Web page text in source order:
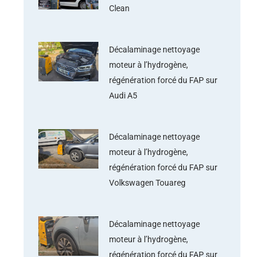
Clean
Décalaminage nettoyage
moteur à l’hydrogène,
régénération forcé du FAP sur
Audi A5
Décalaminage nettoyage
moteur à l’hydrogène,
régénération forcé du FAP sur
Volkswagen Touareg
Décalaminage nettoyage
moteur à l’hydrogène,
régénération forcé du FAP sur